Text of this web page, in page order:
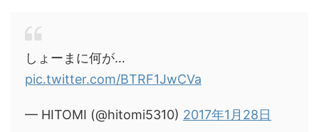
しょーまに何が…
pic.twitter.com/BTRF1JwCVa
— HITOMI (@hitomi5310) 2017年1月28日